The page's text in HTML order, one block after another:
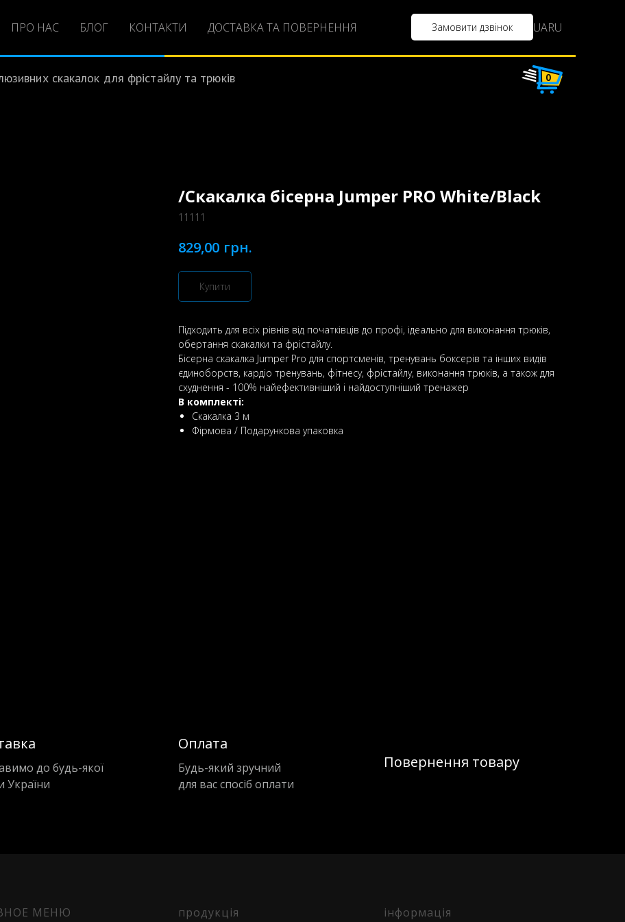
ПРО НАС БЛОГ КОНТАКТИ ДОСТАВКА ТА ПОВЕРНЕННЯ Замовити дзвінок UARU
скакалок для фрістайлу та трюків 0
/Скакалка бісерна Jumper PRO White/Black
11111
829,00 грн.
Купити
Підходить для всіх рівнів від початківців до профі, ідеально для виконання трюків,
обертання скакалки та фрістайлу.
Бісерна скакалка Jumper Pro для спортсменів, тренувань боксерів та інших видів
єдиноборств, кардіо тренувань, фітнесу, фрістайлу, виконання трюків, а також для
схуднення - 100% найефективніший і найдоступніший тренажер
В комплекті:
Скакалка 3 м
Фірмова / Подарункова упаковка
до будь-якої
України
Оплата
Будь-який зручний
для вас спосіб оплати
Повернення товару
МЕНЮ продукція інформація